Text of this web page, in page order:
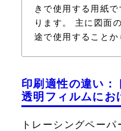
きで使用する用紙
ります。 主に図面
途で使用することか
ーシングペーパーを
す。 筆記性もあり
にはおすすめの用
印刷適性の違い：
透明フィルムにお
トレーシングペー